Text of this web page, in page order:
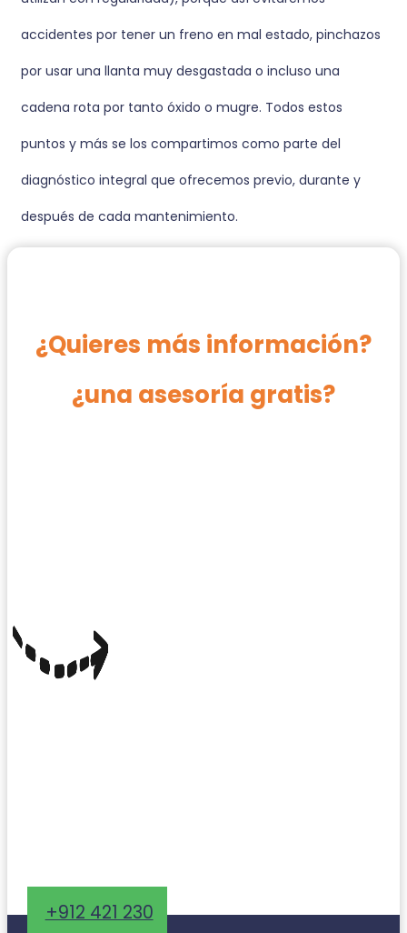
accidentes por tener un freno en mal estado, pinchazos
por usar una llanta muy desgastada o incluso una
cadena rota por tanto óxido o mugre. Todos estos
puntos y más se los compartimos como parte del
diagnóstico integral que ofrecemos previo, durante y
después de cada mantenimiento.
¿Quieres más información?
¿una asesoría gratis?
+912 421 230